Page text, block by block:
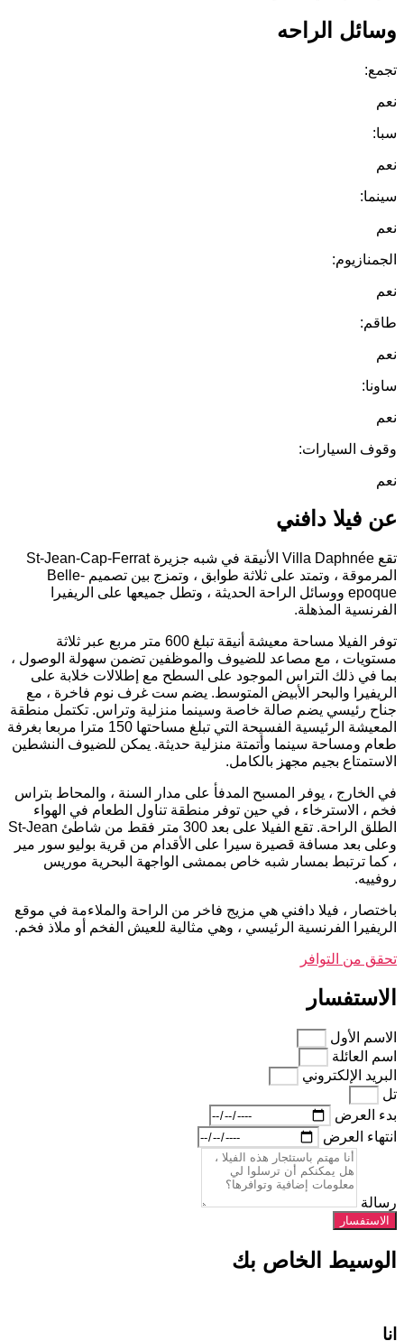
وسائل الراحه
تجمع:
نعم
سبا:
نعم
سينما:
نعم
الجمنازيوم:
نعم
طاقم:
نعم
ساونا:
نعم
وقوف السيارات:
نعم
عن فيلا دافني
تقع Villa Daphnée الأنيقة في شبه جزيرة St-Jean-Cap-Ferrat
المرموقة ، وتمتد على ثلاثة طوابق ، وتمزج بين تصميم Belle-
epoque ووسائل الراحة الحديثة ، وتطل جميعها على الريفيرا
الفرنسية المذهلة.
توفر الفيلا مساحة معيشة أنيقة تبلغ 600 متر مربع عبر ثلاثة
مستويات ، مع مصاعد للضيوف والموظفين تضمن سهولة الوصول ،
بما في ذلك التراس الموجود على السطح مع إطلالات خلابة على
الريفيرا والبحر الأبيض المتوسط. يضم ست غرف نوم فاخرة ، مع
جناح رئيسي يضم صالة خاصة وسينما منزلية وتراس. تكتمل منطقة
المعيشة الرئيسية الفسيحة التي تبلغ مساحتها 150 مترا مربعا بغرفة
طعام ومساحة سينما وأتمتة منزلية حديثة. يمكن للضيوف النشطين
الاستمتاع بجيم مجهز بالكامل.
في الخارج ، يوفر المسبح المدفأ على مدار السنة ، والمحاط بتراس
فخم ، الاسترخاء ، في حين توفر منطقة تناول الطعام في الهواء
الطلق الراحة. تقع الفيلا على بعد 300 متر فقط من شاطئ St-Jean
وعلى بعد مسافة قصيرة سيرا على الأقدام من قرية بوليو سور مير
، كما ترتبط بمسار شبه خاص بممشى الواجهة البحرية موريس
روفييه.
باختصار ، فيلا دافني هي مزيج فاخر من الراحة والملاءمة في موقع
الريفيرا الفرنسية الرئيسي ، وهي مثالية للعيش الفخم أو ملاذ فخم.
تحقق من التوافر
الاستفسار
الاسم الأول
اسم العائلة
البريد الإلكتروني
تل
بدء العرض
انتهاء العرض
رسالة
الاستفسار
الوسيط الخاص بك
انا